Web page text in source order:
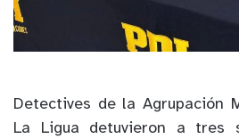
Detectives de la Agrupación
La Ligua detuvieron a tres